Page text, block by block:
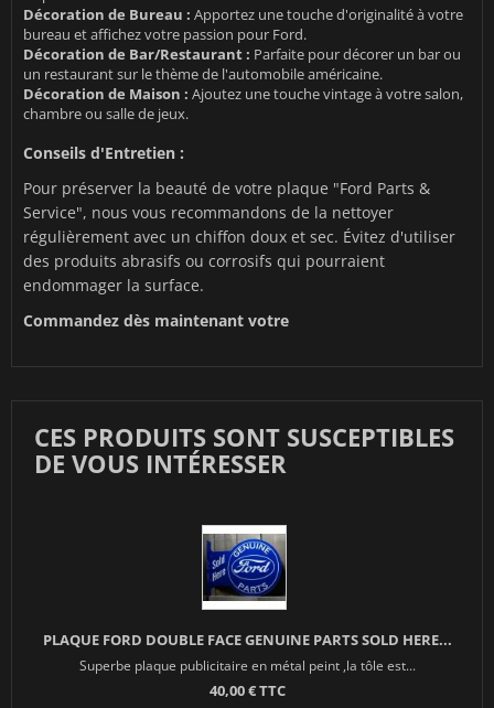
Décoration de Bureau : Apportez une touche d'originalité à votre
bureau et affichez votre passion pour Ford.
Décoration de Bar/Restaurant : Parfaite pour décorer un bar ou
un restaurant sur le thème de l'automobile américaine.
Décoration de Maison : Ajoutez une touche vintage à votre salon,
chambre ou salle de jeux.
Conseils d'Entretien :
Pour préserver la beauté de votre plaque "Ford Parts &
Service", nous vous recommandons de la nettoyer
régulièrement avec un chiffon doux et sec. Évitez d'utiliser
des produits abrasifs ou corrosifs qui pourraient
endommager la surface.
Commandez dès maintenant votre
CES PRODUITS SONT SUSCEPTIBLES
DE VOUS INTÉRESSER
PLAQUE FORD DOUBLE FACE GENUINE PARTS SOLD HERE...
Superbe plaque publicitaire en métal peint ,la tôle est...
40,00 € TTC